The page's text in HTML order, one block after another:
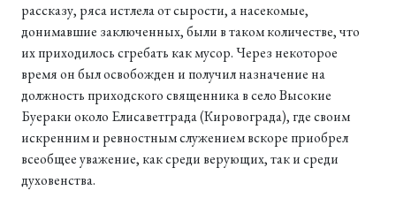
рассказу, ряса истлела от сырости, а насекомые,
донимавшие заключенных, были в таком количестве, что
их приходилось сгребать как мусор. Через некоторое
время он был освобожден и получил назначение на
должность приходского священника в село Высокие
Буераки около Елисаветграда (Кировограда), где своим
искренним и ревностным служением вскоре приобрел
всеобщее уважение, как среди верующих, так и среди
духовенства.